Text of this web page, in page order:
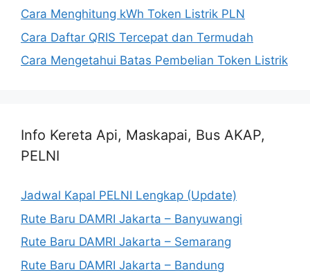
Cara Menghitung kWh Token Listrik PLN
Cara Daftar QRIS Tercepat dan Termudah
Cara Mengetahui Batas Pembelian Token Listrik
Info Kereta Api, Maskapai, Bus AKAP,
PELNI
Jadwal Kapal PELNI Lengkap (Update)
Rute Baru DAMRI Jakarta – Banyuwangi
Rute Baru DAMRI Jakarta – Semarang
Rute Baru DAMRI Jakarta – Bandung